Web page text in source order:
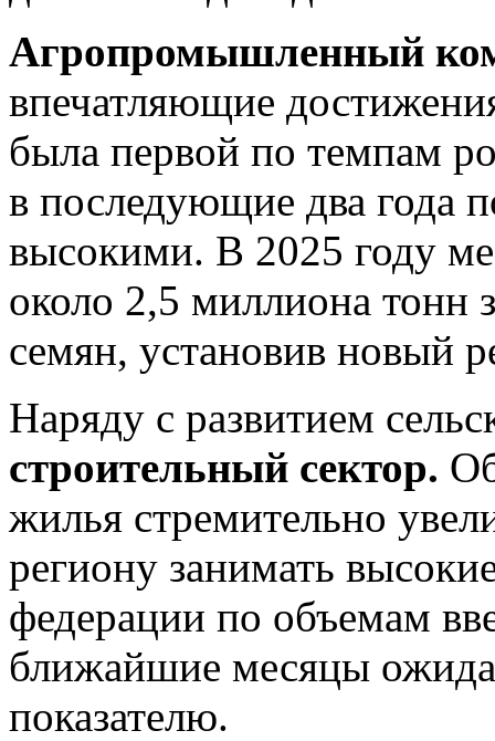
Агропромышленный
впечатляющие
была первой по темпам
в последующие два года
высокими. В 2025 году
около 2,5 миллиона тонн
семян, установив новый
Наряду с развитием
строительный сектор.
жилья стремительно
региону занимать
федерации по объемам
ближайшие месяцы
показателю.